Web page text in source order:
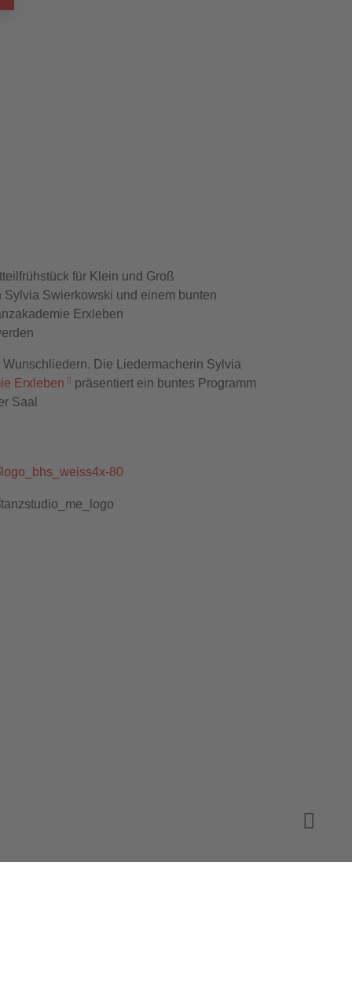
für Klein und Groß
Sylvia Swierkowski und einem bunten
Erxleben
Wunschliedern. Die Liedermacherin Sylvia
Erxleben
präsentiert ein buntes Programm
Saal